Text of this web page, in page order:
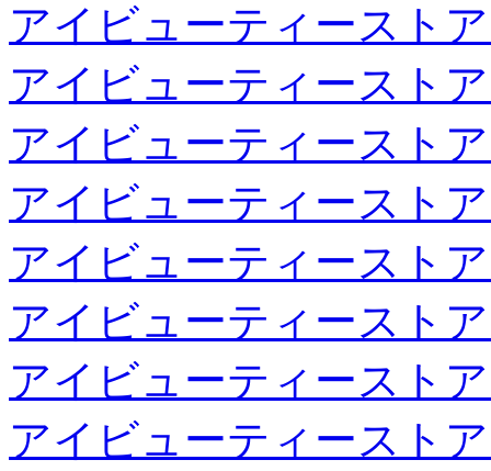
アイビューティースト
アイビューティースト
アイビューティースト
アイビューティースト
アイビューティースト
アイビューティースト
アイビューティースト
アイビューティースト